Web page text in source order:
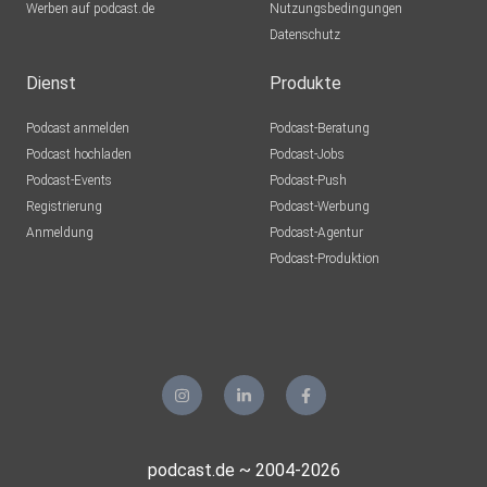
Werben auf podcast.de
Nutzungsbedingungen
Datenschutz
Dienst
Podcast anmelden
Podcast hochladen
Podcast-Events
Registrierung
Anmeldung
Produkte
Podcast-Beratung
Podcast-Jobs
Podcast-Push
Podcast-Werbung
Podcast-Agentur
Podcast-Produktion
podcast.de ~ 2004-2026